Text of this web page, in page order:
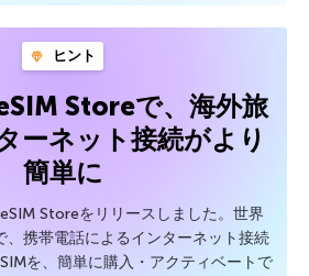
ヒント
Storeで、海外旅
ーネット接続がより
簡単に
Storeをリリースしました。世界
、携帯電話によるインターネット接続
を、簡単に購入・アクティベートで